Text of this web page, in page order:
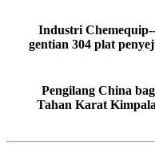
Industri
gentian 304 plat
Pengilang China
Tahan Karat